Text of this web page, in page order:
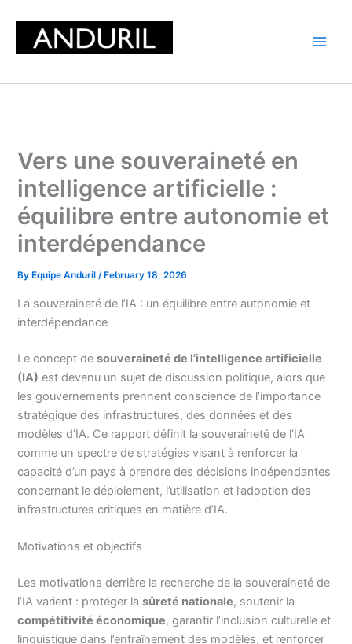
content
Vers une souveraineté en
intelligence artificielle :
équilibre entre autonomie et
interdépendance
By Equipe Anduril/ February 18, 2026
La souveraineté de l’IA : un équilibre entre autonomie et
interdépendance
Le concept desouveraineté de l’intelligence artificielle
(IA) est devenu un sujet de discussion politique, alors que
les gouvernements prennent conscience de l’importance
stratégique des infrastructures, des données et des
modèles d’IA. Ce rapport définit la souveraineté de l’IA
comme un spectre de stratégies visant à renforcer la
capacité d’un pays à prendre des décisions indépendantes
concernant le déploiement, l’utilisation et l’adoption des
infrastructures critiques en matière d’IA.
Motivations et objectifs
Les motivations derrière la recherche de la souveraineté de
l’IA varient : protéger lasûreté nationale, soutenir la
compétitivité économique, garantir l’inclusion culturelle et
linguistique dans l’entraînement des modèles, et renforcer